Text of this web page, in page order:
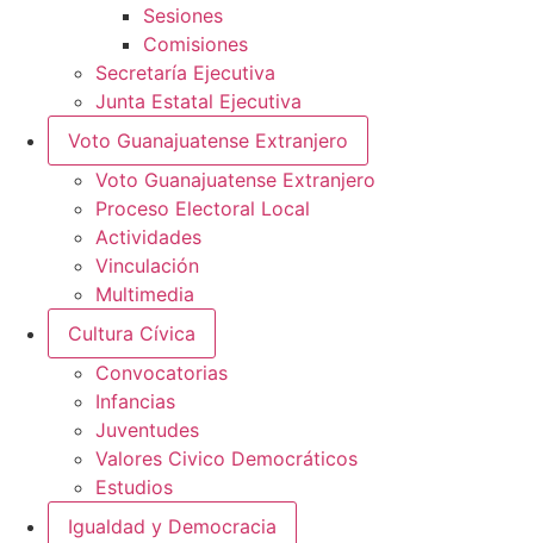
Sesiones
Comisiones
Secretaría Ejecutiva
Junta Estatal Ejecutiva
Voto Guanajuatense Extranjero
Voto Guanajuatense Extranjero
Proceso Electoral Local
Actividades
Vinculación
Multimedia
Cultura Cívica
Convocatorias
Infancias
Juventudes
Valores Civico Democráticos
Estudios
Igualdad y Democracia